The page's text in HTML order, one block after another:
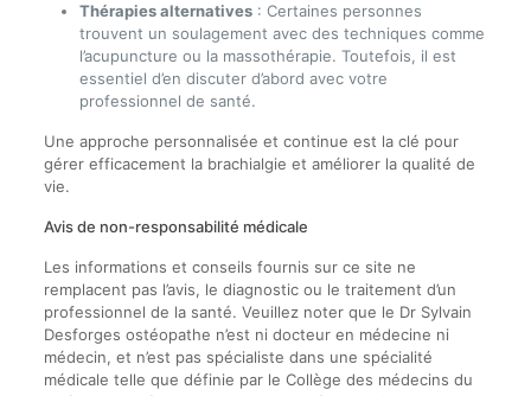
Thérapies alternatives: Certaines personnes
trouvent un soulagement avec des techniques comme
l’acupuncture ou la massothérapie. Toutefois, il est
essentiel d’en discuter d’abord avec votre
professionnel de santé.
Une approche personnalisée et continue est la clé pour
gérer efficacement la brachialgie et améliorer la qualité de
vie.
Avis de non-responsabilité médicale
Les informations et conseils fournis sur ce site ne
remplacent pas l’avis, le diagnostic ou le traitement d’un
professionnel de la santé. Veuillez noter que le Dr Sylvain
Desforges ostéopathe n’est ni docteur en médecine ni
médecin, et n’est pas spécialiste dans une spécialité
médicale telle que définie par le Collège des médecins du